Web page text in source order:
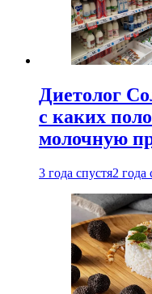
Диетолог
с каких
молочную
3 года спустя2 года